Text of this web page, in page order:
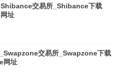
交易所_Shibance下载
址
交易所_Swapzone下载
网址